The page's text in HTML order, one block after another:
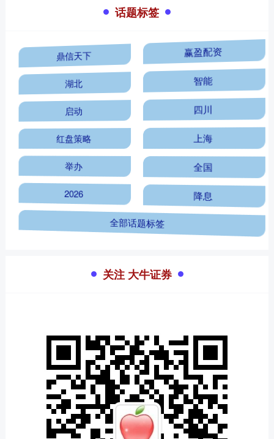
话题标签
鼎信天下 赢盈配资
湖北 智能
启动 四川
红盘策略 上海
举办 全国
2026 降息
全部话题标签
关注 大牛证券